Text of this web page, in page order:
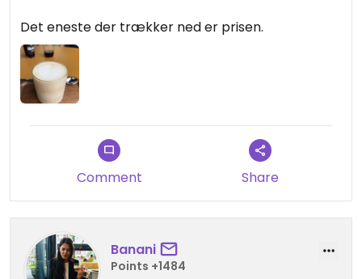
Det eneste der trækker ned er prisen.
Comment Share
Banani
Points +1484